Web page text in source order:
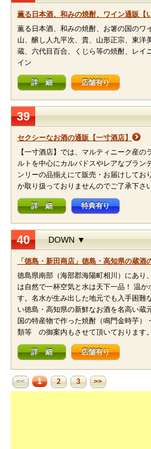
薫る日本酒、和みの焼酎、ワイン通販【
薫る日本酒、和みの焼酎、お箸の国のワ
山、醸し人九平次、貴、山形正宗、東洋
蔵、六代目百合、くじら等の焼酎、レイ
イン
詳 細 店舗有り
39
セクシーなお酒の通販【一寸酒店】
【一寸酒店】では、マルティニーク産
ルトを中心にカルバドスやレアなブラン
ンリーの品揃えにて販売・お届けしてお
か取り扱っておりませんのでご了承下さ
詳 細 特典有り
40 DOWN ▼
「徳島・新田商店」徳島・高知県の蔵酒
徳島県南部（海部郡海陽町相川）にあり
は自然で一杯空気と水は天下一品！ 温
す。名水が生み出した地元でも入手困難
い徳島・高知県の新鮮なお酒を名高い蔵
国の特産物で作った焼酎（鳴門金時芋）
類等 の御案内もさせて頂いております
詳 細 店舗有り
<< 1 2 3 >>